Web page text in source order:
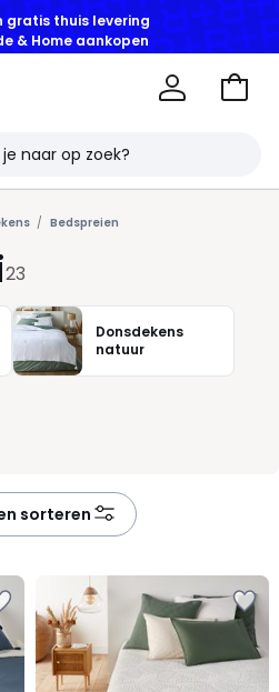
gratis thuis levering
& Home aankopen
Naar
Bedspreien
23
Donsdekens
natuur
sorteren